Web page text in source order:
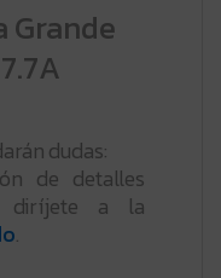
Grande
dudas:
de detalles
diríjete a la
.